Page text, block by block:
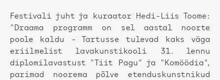
Festivali juht ja kuraator Hedi-Liis Toome:
“Draama programm on sel aastal noorte
poole kaldu - Tartusse tulevad kaks väga
eriilmelist lavakunstikooli 31. lennu
diplomilavastust “Tiit Pagu” ja “Komöödia”,
parimad noorema põlve etenduskunstnikud